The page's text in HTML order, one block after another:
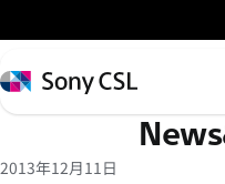
イ
ン
コ
テ
Sony
CSL
2013年12月11日